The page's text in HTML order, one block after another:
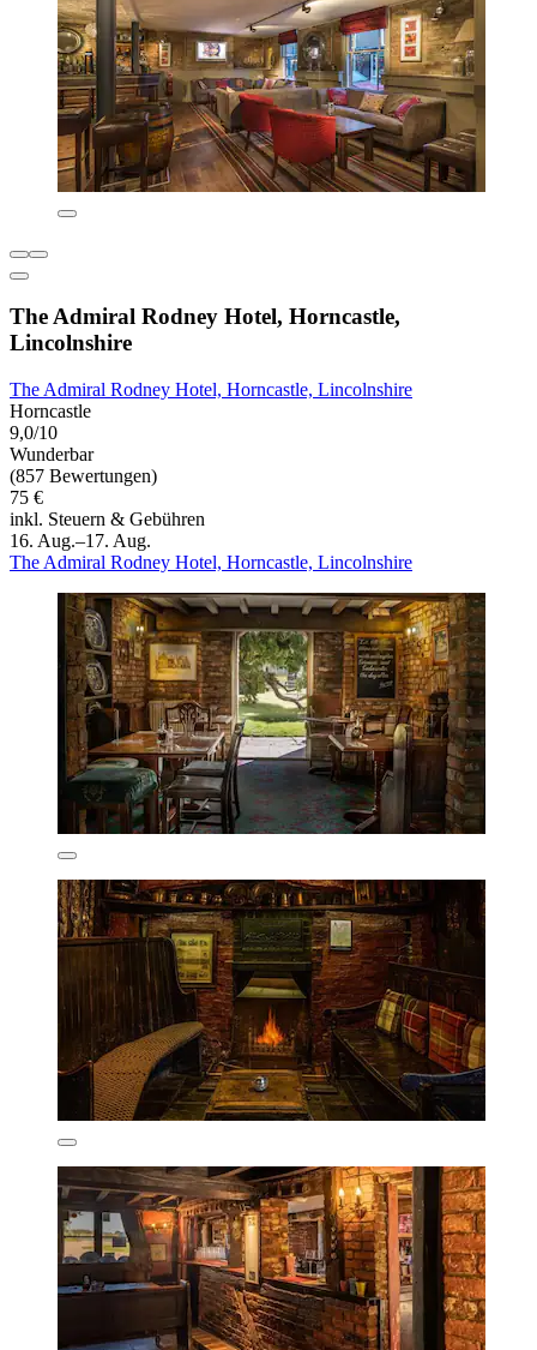
The Admiral Rodney Hotel, Horncastle,
Lincolnshire
The Admiral Rodney Hotel, Horncastle, Lincolnshire
Horncastle
9,0/10
Wunderbar
(857 Bewertungen)
75 €
inkl. Steuern & Gebühren
16. Aug.–17. Aug.
The Admiral Rodney Hotel, Horncastle, Lincolnshire